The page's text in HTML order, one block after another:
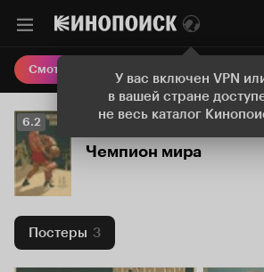
У вас включен VPN
в вашей стране
не весь каталог
Смотреть кино Онлайн-
Рейтинг
Кинопоиска
6.2
6.2
Чемпион мира
Постеры 3